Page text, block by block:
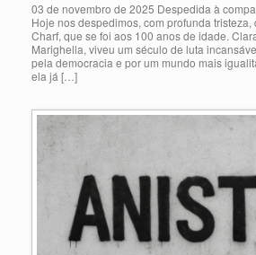
03 de novembro de 2025 Despedida à
Hoje nos despedimos, com profunda
Charf, que se foi aos 100 anos de idade.
Marighella, viveu um século de luta
pela democracia e por um mundo mais
ela já […]